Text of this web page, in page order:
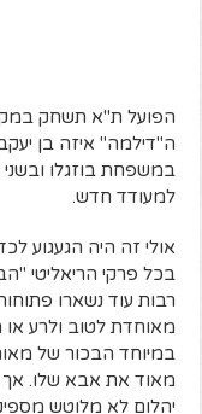
הפועל ת"א תשחק
ה"דילמה" איזה בן
במשפחת בוזגלו
למעודד חדש.
אולי זה היה הגעגוע
בכל פרקי הריאליטי
רבות עוד נשארו
מאוחדת לטוב ולרע או
במיוחד הבכור של
מאוד את אבא שלו. אך
יהלום לא מלוטש